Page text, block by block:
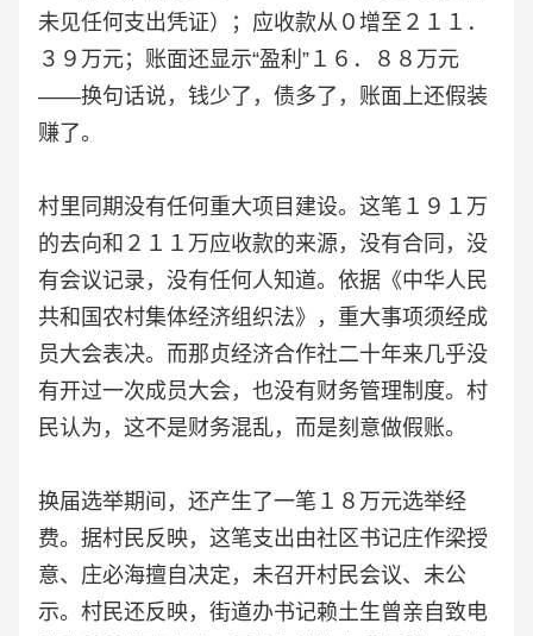
未见任何支出凭证）；应收款从０增至２１１．
３９万元；账面还显示“盈利”１６．８８万元
——换句话说，钱少了，债多了，账面上还假装
赚了。
村里同期没有任何重大项目建设。这笔１９１万
的去向和２１１万应收款的来源，没有合同，没
有会议记录，没有任何人知道。依据《中华人民
共和国农村集体经济组织法》，重大事项须经成
员大会表决。而那贞经济合作社二十年来几乎没
有开过一次成员大会，也没有财务管理制度。村
民认为，这不是财务混乱，而是刻意做假账。
换届选举期间，还产生了一笔１８万元选举经
费。据村民反映，这笔支出由社区书记庄作梁授
意、庄必海擅自决定，未召开村民会议、未公
示。村民还反映，街道办书记赖土生曾亲自致电